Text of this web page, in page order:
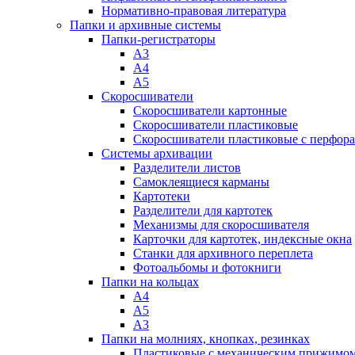
Нормативно-правовая литература
Папки и архивные системы
Папки-регистраторы
А3
А4
А5
Скоросшиватели
Скоросшиватели картонные
Скоросшиватели пластиковые
Скоросшиватели пластиковые с
Системы архивации
Разделители листов
Самоклеящиеся карманы
Картотеки
Разделители для картотек
Механизмы для скоросшивателя
Карточки для картотек, индексные окна
Станки для архивного переплета
Фотоальбомы и фотокниги
Папки на кольцах
А4
А5
А3
Папки на молниях, кнопках, резинках